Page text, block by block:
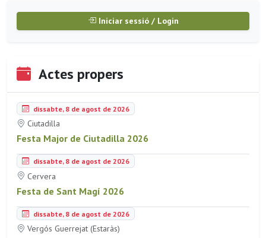
Iniciar sessió / Login
Actes propers
dissabte, 8 de agost de 2026
Ciutadilla
Festa Major de Ciutadilla 2026
dissabte, 8 de agost de 2026
Cervera
Festa de Sant Magí 2026
dissabte, 8 de agost de 2026
Vergós Guerrejat (Estaràs)